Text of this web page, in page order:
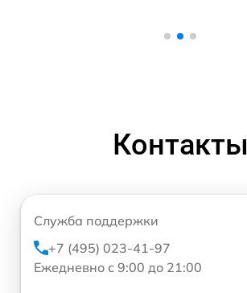
Контакты
Служба поддержки
+7 (495) 023-41-97
Ежедневно с 9:00 до 21:00